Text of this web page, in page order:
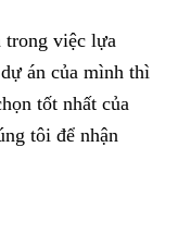
trong việc lựa
án của mình thì
tốt nhất của
tôi để nhận